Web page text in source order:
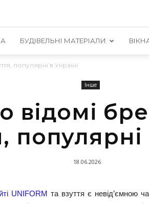
БУДІВЕЛЬНІ МАТЕРІАЛИ
популярні в Україні
Інше
відомі
популярні
18.06.2026
UNIFORM та взуття є невід’ємною